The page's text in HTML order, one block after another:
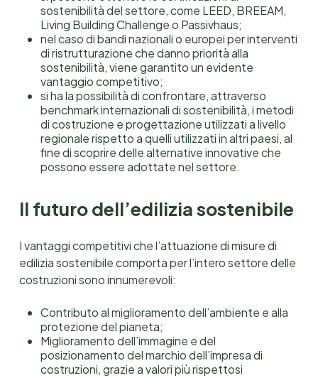
sostenibilità del settore, come LEED, BREEAM,
Living Building Challenge o Passivhaus;
nel caso di bandi nazionali o europei per interventi
di ristrutturazione che danno priorità alla
sostenibilità, viene garantito un evidente
vantaggio competitivo;
si ha la possibilità di confrontare, attraverso
benchmark internazionali di sostenibilità, i metodi
di costruzione e progettazione utilizzati a livello
regionale rispetto a quelli utilizzati in altri paesi, al
fine di scoprire delle alternative innovative che
possono essere adottate nel settore.
Il futuro dell’edilizia sostenibile
I vantaggi competitivi che l’attuazione di misure di
edilizia sostenibile comporta per l’intero settore delle
costruzioni sono innumerevoli:
Contributo al miglioramento dell’ambiente e alla
protezione del pianeta;
Miglioramento dell’immagine e del
posizionamento del marchio dell’impresa di
costruzioni, grazie a valori più rispettosi